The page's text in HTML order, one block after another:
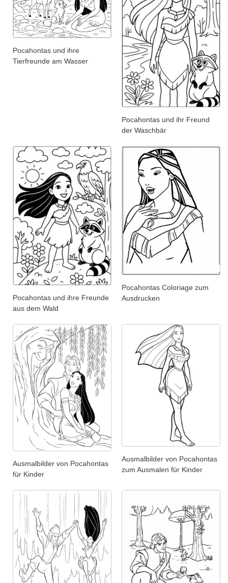
Pocahontas und ihre
Tierfreunde am Wasser
Pocahontas und ihr Freund
der Waschbär
Pocahontas und ihre Freunde
aus dem Wald
Pocahontas Coloriage zum
Ausdrucken
Ausmalbilder von Pocahontas
für Kinder
Ausmalbilder von Pocahontas
zum Ausmalen für Kinder